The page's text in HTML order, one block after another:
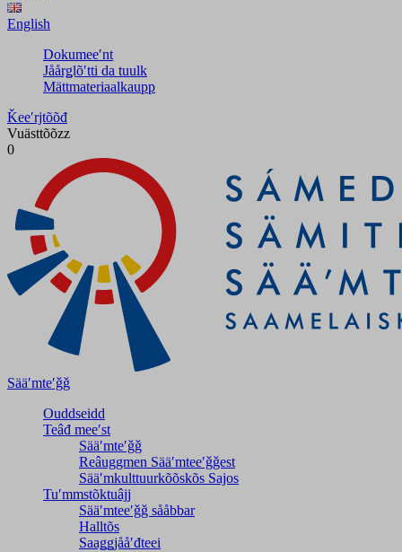
English
Dokumeeʹnt
Jåårǥlõʹtti da tuulk
Mättmateriaalkaupp
Ǩeeʹrjtõõđ
Vuästtõõzz
0
Sääʹmteʹǧǧ
Ouddseidd
Teâđ meeʹst
Sääʹmteʹǧǧ
Reâuggmen Sääʹmteeʹǧǧest
Sääʹmkulttuurkõõskõs Sajos
Tuʹmmstõktuâjj
Sääʹmteeʹǧǧ sååbbar
Halltõs
Saaǥǥjååʹđteei